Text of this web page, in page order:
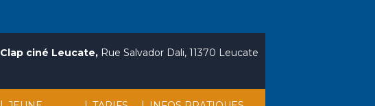
Clap ciné Leucate, Rue Salvador Dali, 11370 Leucate